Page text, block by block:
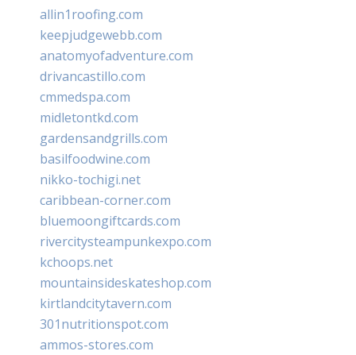
allin1roofing.com
keepjudgewebb.com
anatomyofadventure.com
drivancastillo.com
cmmedspa.com
midletontkd.com
gardensandgrills.com
basilfoodwine.com
nikko-tochigi.net
caribbean-corner.com
bluemoongiftcards.com
rivercitysteampunkexpo.com
kchoops.net
mountainsideskateshop.com
kirtlandcitytavern.com
301nutritionspot.com
ammos-stores.com